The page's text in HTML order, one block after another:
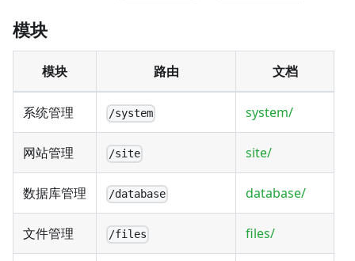
模块
模块 路由 文档
系统管理 /system system/
网站管理 /site site/
数据库管理 /database database/
文件管理 /files files/